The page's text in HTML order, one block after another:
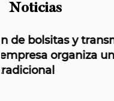
Noticias
Serie súper
Coloray:
para